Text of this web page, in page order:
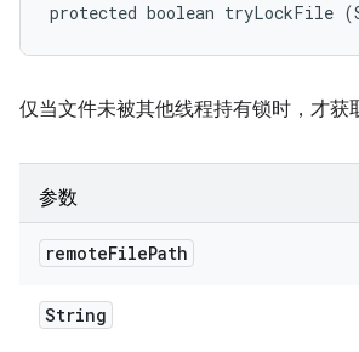
protected boolean tryLockFile
仅当文件未被其他线程持有锁时，才获
参数
remoteFilePath
String